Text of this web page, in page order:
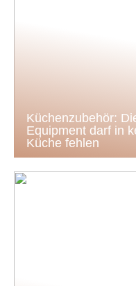
Küchenzubehör:
Equipment darf in
Küche fehlen